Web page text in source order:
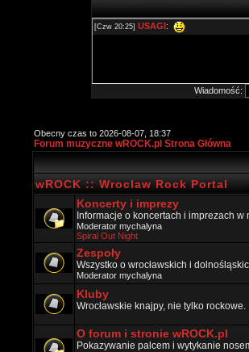
Wiadomość:
Obecny czas to 2026-08-07, 18:37
Forum muzyczne wROCK.pl Strona Główna
wROCK :: Wroclaw Rock Portal
Koncerty i imprezy
Informacje o koncertach i imprezach
Moderator mychalyna
Spiral Out Night
Zespoły
Wszystko o wrocławskich i
Moderator mychalyna
Kluby
Wrocławskie knajpy, nie tylko rockowe.
O forum i stronie wROCK.pl
Pokazywanie palcem i wytykanie